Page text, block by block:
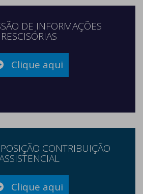
DE INFORMAÇÕES
RESCISÓRIAS
Clique aqui
CONTRIBUIÇÃO
Clique aqui